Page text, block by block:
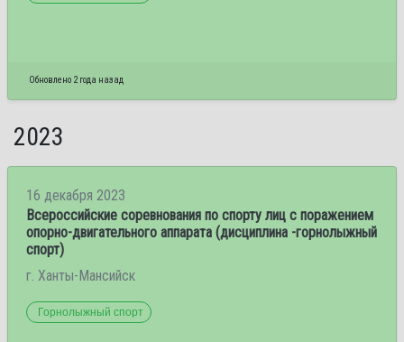
Обновлено 2 года назад
2023
16 декабря 2023
Всероссийские соревнования по спорту лиц с поражением
опорно-двигательного аппарата (дисциплина -горнолыжный
спорт)
г. Ханты-Мансийск
Горнолыжный спорт